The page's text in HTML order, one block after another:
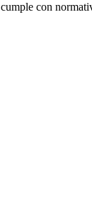
cumple con